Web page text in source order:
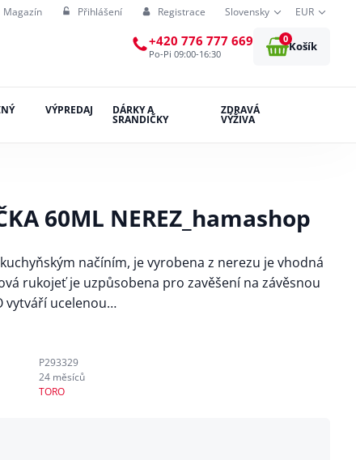
Magazín Přihlášení Registrace Slovensky EUR
+420 776 777 669
Po-Pi 09:00-16:30
0
Košík
VÝPREDAJ DÁRKY A
SRANDIČKY
ZDRAVÁ
VÝŽIVA
60ML NEREZ_hamashop
načíním, je vyrobena z nerezu je vhodná
rukojeť je uzpůsobena pro zavěšení na závěsnou
vytváří ucelenou…
P293329
24 měsíců
TORO